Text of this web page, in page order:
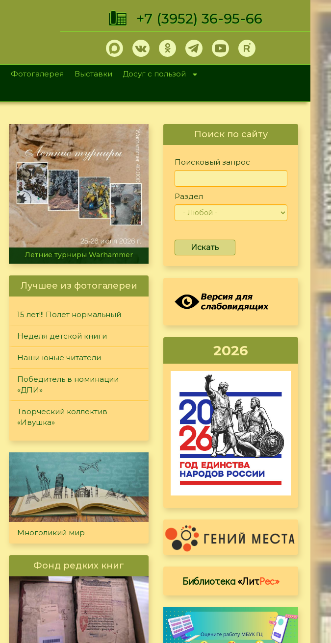
+7 (3952) 36-95-66
Фотогалерея Выставки
Досуг с пользой
Летние турниры Warhammer
Лучшее из фотогалереи
15 лет!!! Полет нормальный
Неделя детской книги
Наши юные читатели
Победитель в номинации
«ДПИ»
Творческий коллектив
«Ивушка»
Многоликий мир
Фонд редких книг
Поиск по сайту
Поисковый запрос
Раздел
Искать
2026
Библиотека«ЛитРес»